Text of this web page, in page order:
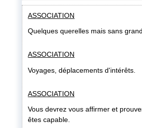
ASSOCIATION
Quelques querelles mais sans
ASSOCIATION
Voyages, déplacements d'intérêts.
ASSOCIATION
Vous devrez vous affirmer et
êtes capable.